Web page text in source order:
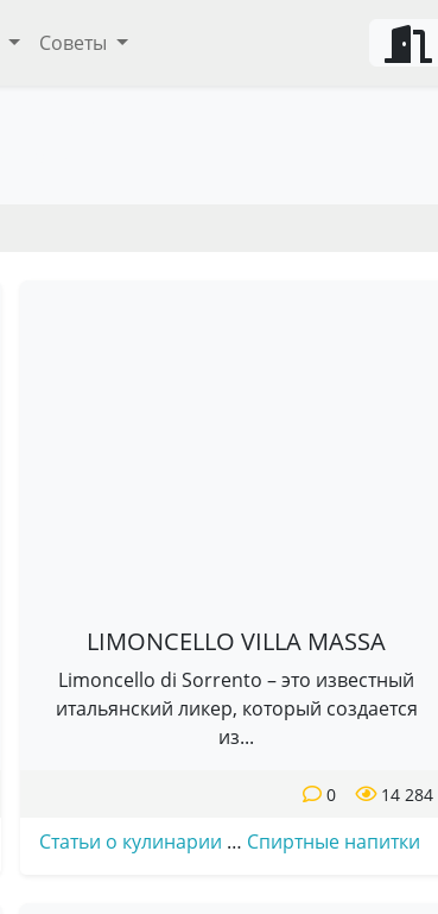
Советы
LIMONCELLO VILLA MASSA
Limoncello di Sorrento – это известный
итальянский ликер, который создается
из...
14 284
0
Статьи о кулинарии … Спиртные напитки